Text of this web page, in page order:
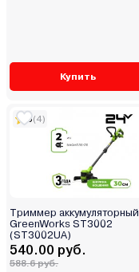
Купить
5(4)
Триммер аккумуляторный
GreenWorks ST3002
(ST3002UA)
540.00 руб.
588.6 руб.